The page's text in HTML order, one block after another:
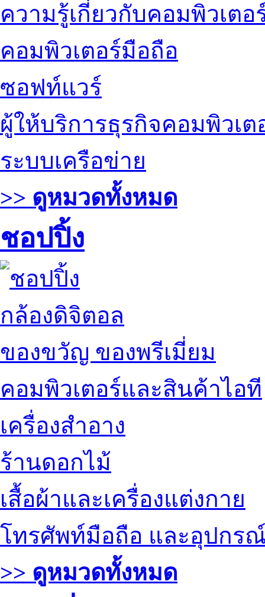
ความรู้เกี่ยวกับคอมพิวเตอ
คอมพิวเตอร์มือถือ
ซอฟท์แวร์
ผู้ให้บริการธุรกิจคอมพิวเต
ระบบเครือข่าย
>> ดูหมวดทั้งหมด
ชอปปิ้ง
กล้องดิจิตอล
ของขวัญ ของพรีเมี่ยม
คอมพิวเตอร์และสินค้าไอที
เครื่องสำอาง
ร้านดอกไม้
เสื้อผ้าและเครื่องแต่งกาย
โทรศัพท์มือถือ และอุปกร
>> ดูหมวดทั้งหมด